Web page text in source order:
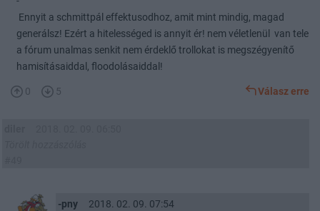
Ennyit a schmittpál effektusodhoz, amit mint mindig, magad
generálsz! Ezért a hitelességed is annyit ér! nem véletlenül van tele
a fórum unalmas senkit nem érdeklő trollokat is megszégyenítő
hamisításaiddal, floodolásaiddal!
0 5 Válasz erre
-pny
2018. 02. 09. 07:54